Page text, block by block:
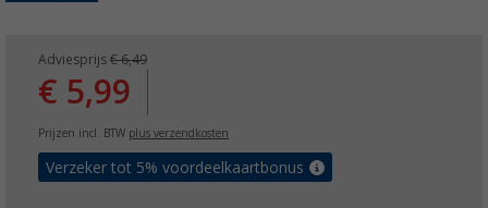
Adviesprijs € 6,49
€ 5,99
Prijzen incl. BTW plus verzendkosten
Verzeker tot 5% voordeelkaartbonus